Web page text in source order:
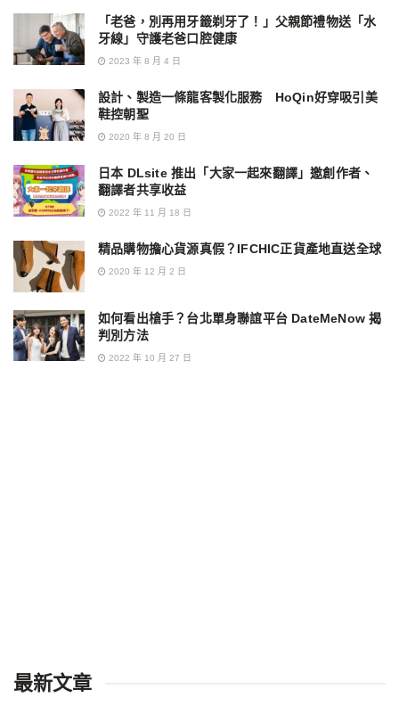
「老爸，別再用牙籤剃牙了！」父親節禮物送「水
牙線」守護老爸口腔健康
2023 年 8 月 4 日
設計、製造一條龍客製化服務 HoQin好穿吸引美
鞋控朝聖
2020 年 8 月 20 日
日本 DLsite 推出「大家一起來翻譯」邀創作者、
翻譯者共享收益
2022 年 11 月 18 日
精品購物擔心貨源真假？IFCHIC正貨產地直送全球
2020 年 12 月 2 日
如何看出槍手？台北單身聯誼平台 DateMeNow 揭
判別方法
2022 年 10 月 27 日
最新文章